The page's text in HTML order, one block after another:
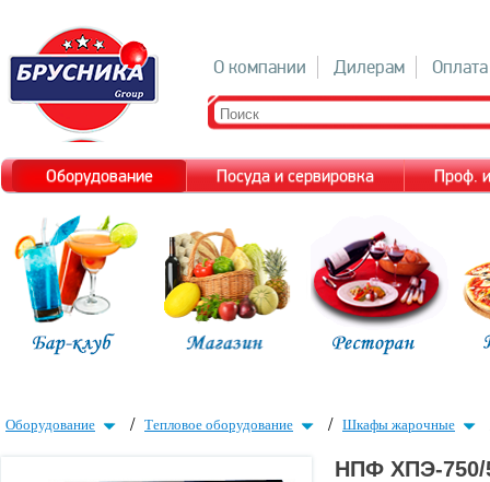
О компании Дилерам Оплата
Оборудование Посуда и сервировка Проф.
Оборудование / Тепловое оборудование / Шкафы жарочные
НПФ ХПЭ-750/